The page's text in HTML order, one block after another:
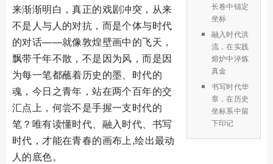
长卷中锚定
坐标
融入时代洪
流，在实践
熔炉中淬炼
真金
书写时代华
章，在历史
坐标系中留
下印记
来渐渐明白，真正的戏剧冲突，从来
不是人与人的对抗，而是个体与时代
的对话——就像敦煌壁画中的飞天，
飘带千年不散，不是因为风，而是因
为每一笔都蘸着历史的墨、时代的
魂，今日之青年，站在两个百年的交
汇点上，何尝不是手握一支时代的
笔？唯有读懂时代、融入时代、书写
时代，才能在青春的画布上,绘出最动
人的底色。